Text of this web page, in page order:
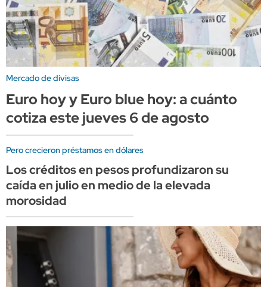
Mercado de divisas
Euro hoy y Euro blue hoy: a cuánto
cotiza este jueves 6 de agosto
Pero crecieron préstamos en dólares
Los créditos en pesos profundizaron su
caída en julio en medio de la elevada
morosidad